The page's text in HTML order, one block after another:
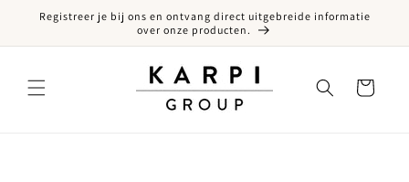
naar de content
Registreer je bij ons en ontvang direct uitgebreide informatie
over onze producten.
Winkelwagen